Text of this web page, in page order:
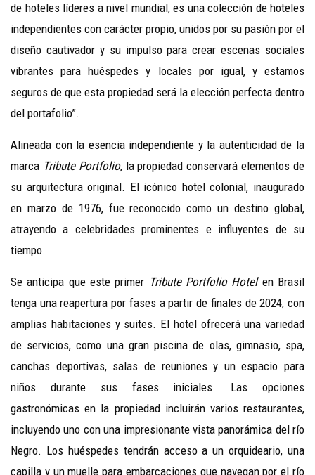
de hoteles líderes a nivel mundial, es una colección de hoteles
independientes con carácter propio, unidos por su pasión por el
diseño cautivador y su impulso para crear escenas sociales
vibrantes para huéspedes y locales por igual, y estamos
seguros de que esta propiedad será la elección perfecta dentro
del portafolio”.
Alineada con la esencia independiente y la autenticidad de la
marca Tribute Portfolio, la propiedad conservará elementos de
su arquitectura original. El icónico hotel colonial, inaugurado
en marzo de 1976, fue reconocido como un destino global,
atrayendo a celebridades prominentes e influyentes de su
tiempo.
Se anticipa que este primer Tribute Portfolio Hotel en Brasil
tenga una reapertura por fases a partir de finales de 2024, con
amplias habitaciones y suites. El hotel ofrecerá una variedad
de servicios, como una gran piscina de olas, gimnasio, spa,
canchas deportivas, salas de reuniones y un espacio para
niños durante sus fases iniciales. Las opciones
gastronómicas en la propiedad incluirán varios restaurantes,
incluyendo uno con una impresionante vista panorámica del río
Negro. Los huéspedes tendrán acceso a un orquideario, una
capilla y un muelle para embarcaciones que navegan por el río